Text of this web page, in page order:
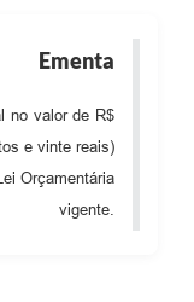
Ementa
no valor de R$
e vinte reais)
Orçamentária
vigente.